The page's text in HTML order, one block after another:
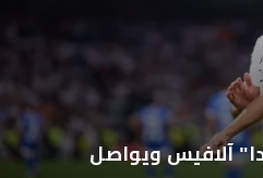
آلافيس ويواصل